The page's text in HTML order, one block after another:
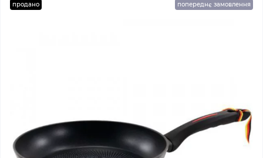
продано попереднє замовлення